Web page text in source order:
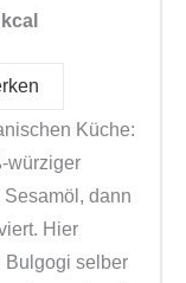
Küche:
würziger
dann
Hier
Bulgogi selber